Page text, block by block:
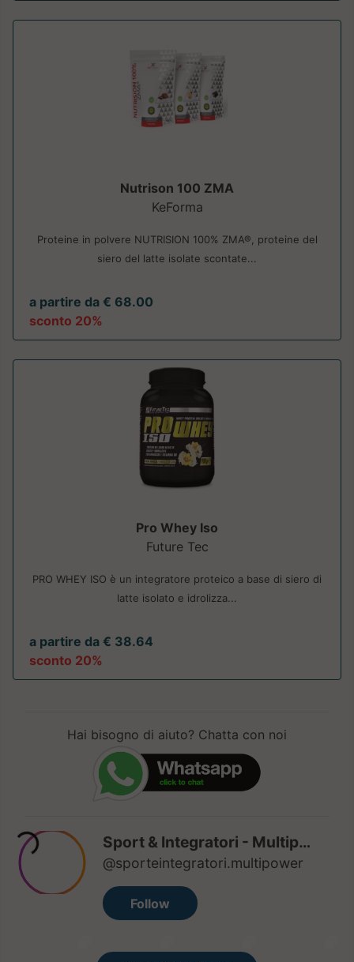
Nutrison 100 ZMA
KeForma
Proteine in polvere NUTRISION 100% ZMA®, proteine del
siero del latte isolate scontate...
a partire da € 68.00
sconto 20%
Pro Whey Iso
Future Tec
PRO WHEY ISO è un integratore proteico a base di siero di
latte isolato e idrolizza...
a partire da € 38.64
sconto 20%
Hai bisogno di aiuto? Chatta con noi